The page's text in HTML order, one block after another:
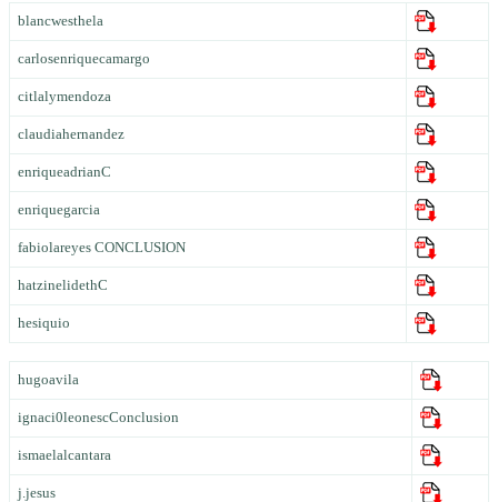
blancwesthela
carlosenriquecamargo
citlalymendoza
claudiahernandez
enriqueadrianC
enriquegarcia
fabiolareyes CONCLUSION
hatzinelidethC
hesiquio
hugoavila
ignaci0leonescConclusion
ismaelalcantara
j.jesus